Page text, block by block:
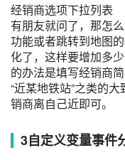
经销商选项下拉列表
有朋友就问了，那怎
功能或者跳转到地图
化了，这样要增加多
的办法是填写经销商
“近某地铁站”之类的
销商离自己近即可。
3自定义变量事件